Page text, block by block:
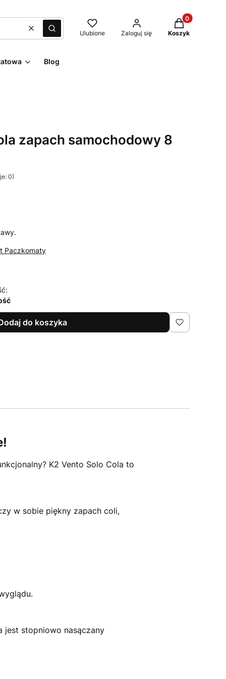
WyczyśćSzukaj Ulubione Zaloguj się
Produkty w
Koszyk
Blog
zapach samochodowy 8
0)
Paczkomaty
do koszyka
K2 Vento Solo Cola to
w sobie piękny zapach coli,
jest stopniowo nasączany